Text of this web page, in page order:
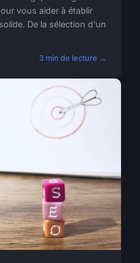
vous aider à établir
De la sélection d'un
3 min de lecture →